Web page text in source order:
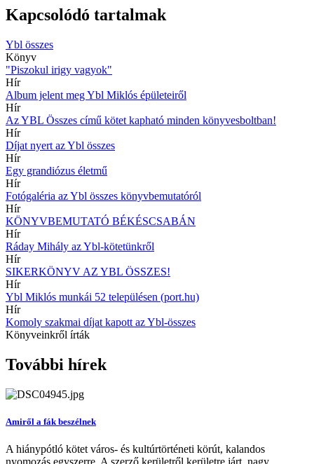
Kapcsolódó tartalmak
Ybl összes
Könyv
"Piszokul irigy vagyok"
Hír
Album jelent meg Ybl Miklós épületeiről
Hír
Az YBL Összes című kötet kapható minden könyvesboltban!
Hír
Díjat nyert az Ybl összes
Hír
Egy grandiózus életmű
Hír
Fotógaléria az Ybl összes könyvbemutatóról
Hír
KÖNYVBEMUTATÓ BÉKÉSCSABÁN
Hír
Ráday Mihály az Ybl-kötetünkről
Hír
SIKERKÖNYV AZ YBL ÖSSZES!
Hír
Ybl Miklós munkái 52 településen (port.hu)
Hír
Komoly szakmai díjat kapott az Ybl-összes
Könyveinkről írták
További hírek
Amiről a fák beszélnek
A hiánypótló kötet város- és kultúrtörténeti körút, kalandos
nyomozás egyszerre. A szerző kerületről kerületre járt, nagy